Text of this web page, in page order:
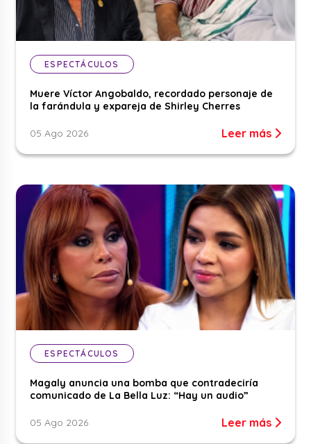
ESPECTÁCULOS
Muere Víctor Angobaldo, recordado personaje de
la farándula y expareja de Shirley Cherres
05 Ago 2026 Leer más
ESPECTÁCULOS
Magaly anuncia una bomba que contradeciría
comunicado de La Bella Luz: “Hay un audio”
05 Ago 2026 Leer más